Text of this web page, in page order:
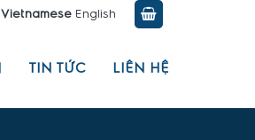
Vietnamese English
TIN TỨC LIÊN HỆ